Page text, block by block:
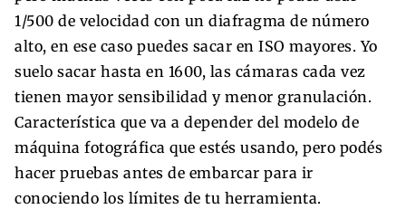
1/500 de velocidad con un diafragma de número
alto, en ese caso puedes sacar en ISO mayores. Yo
suelo sacar hasta en 1600, las cámaras cada vez
tienen mayor sensibilidad y menor granulación.
Característica que va a depender del modelo de
máquina fotográfica que estés usando, pero podés
hacer pruebas antes de embarcar para ir
conociendo los límites de tu herramienta.